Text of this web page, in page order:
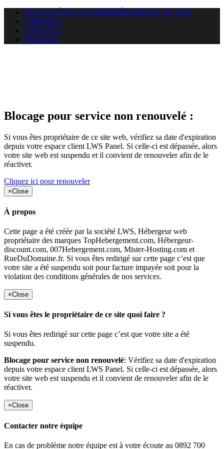
SI VOUS ÊTES LE PROPRIÉTAIRE DE CE SITE
A PROPOS
CONTACT
ENGLISH
Blocage pour service non renouvelé :
Si vous êtes propriétaire de ce site web, vérifiez sa date d'expiration
depuis votre espace client LWS Panel. Si celle-ci est dépassée, alors
votre site web est suspendu et il convient de renouveler afin de le
réactiver.
Cliquez ici pour renouveler
×Close
À propos
Cette page a été créée par la société LWS, Hébergeur web
propriétaire des marques TopHebergement.com, Hébergeur-
discount.com, 007Hebergement.com, Mister-Hosting.com et
RueDuDomaine.fr. Si vous êtes redirigé sur cette page c’est que
votre site a été suspendu soit pour facture impayée soit pour la
violation des conditions générales de nos services.
×Close
Si vous êtes le propriétaire de ce site quoi faire ?
Si vous êtes redirigé sur cette page c’est que votre site a été
suspendu.
Blocage pour service non renouvelé: Vérifiez sa date d'expiration
depuis votre espace client LWS Panel. Si celle-ci est dépassée, alors
votre site web est suspendu et il convient de renouveler afin de le
réactiver.
×Close
Contacter notre équipe
En cas de problème notre équipe est à votre écoute au 0892 700